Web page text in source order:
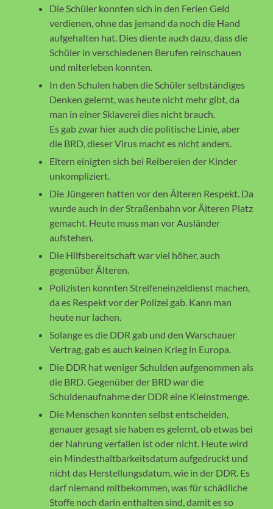
Die Schüler konnten sich in den Ferien Geld
verdienen, ohne das jemand da noch die Hand
aufgehalten hat. Dies diente auch dazu, dass die
Schüler in verschiedenen Berufen reinschauen
und miterleben konnten.
In den Schulen haben die Schüler selbständiges
Denken gelernt, was heute nicht mehr gibt, da
man in einer Sklaverei dies nicht brauch.
Es gab zwar hier auch die politische Linie, aber
die BRD, dieser Virus macht es nicht anders.
Eltern einigten sich bei Reibereien der Kinder
unkompliziert.
Die Jüngeren hatten vor den Älteren Respekt. Da
wurde auch in der Straßenbahn vor Älteren Platz
gemacht. Heute muss man vor Ausländer
aufstehen.
Die Hilfsbereitschaft war viel höher, auch
gegenüber Älteren.
Polizisten konnten Streifeneinzeldienst machen,
da es Respekt vor der Polizei gab. Kann man
heute nur lachen.
Solange es die DDR gab und den Warschauer
Vertrag, gab es auch keinen Krieg in Europa.
Die DDR hat weniger Schulden aufgenommen als
die BRD. Gegenüber der BRD war die
Schuldenaufnahme der DDR eine Kleinstmenge.
Die Menschen konnten selbst entscheiden,
genauer gesagt sie haben es gelernt, ob etwas bei
der Nahrung verfallen ist oder nicht. Heute wird
ein Mindesthaltbarkeitsdatum aufgedruckt und
nicht das Herstellungsdatum, wie in der DDR. Es
darf niemand mitbekommen, was für schädliche
Stoffe noch darin enthalten sind, damit es so